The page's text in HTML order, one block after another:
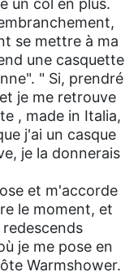
un col en plus.
se mettre à ma
une casquette
" Si, prendré
je me retrouve
, made in Italia,
j'ai un casque
je la donnerais
et m'accorde
le moment, et
je me pose en
Warmshower.